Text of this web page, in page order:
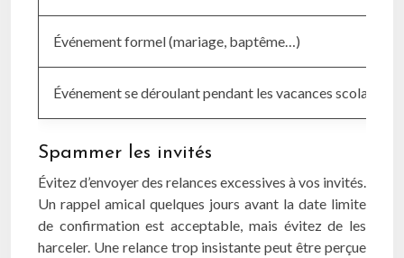
Événement formel (mariage, baptême…)
Événement se déroulant pendant les vacances scolaires
Spammer les invités
Évitez d’envoyer des relances excessives à vos invités.
Un rappel amical quelques jours avant la date limite
de confirmation est acceptable, mais évitez de les
harceler. Une relance trop insistante peut être perçue